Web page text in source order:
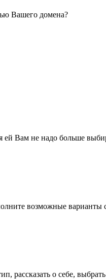
Вашего домена?
ей Вам не надо больше
возможные варианты
рассказать о себе,